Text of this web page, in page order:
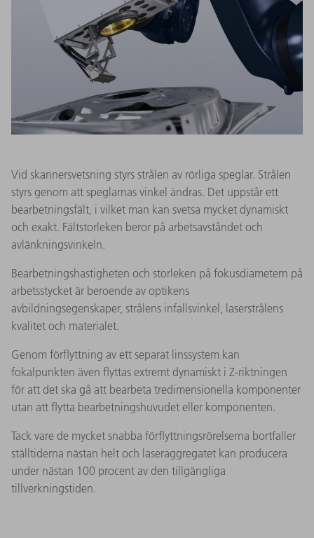
Vid skannersvetsning styrs strålen av rörliga speglar. Strålen
styrs genom att speglarnas vinkel ändras. Det uppstår ett
bearbetningsfält, i vilket man kan svetsa mycket dynamiskt
och exakt. Fältstorleken beror på arbetsavståndet och
avlänkningsvinkeln.
Bearbetningshastigheten och storleken på fokusdiametern på
arbetsstycket är beroende av optikens
avbildningsegenskaper, strålens infallsvinkel, laserstrålens
kvalitet och materialet.
Genom förflyttning av ett separat linssystem kan
fokalpunkten även flyttas extremt dynamiskt i Z-riktningen
för att det ska gå att bearbeta tredimensionella komponenter
utan att flytta bearbetningshuvudet eller komponenten.
Tack vare de mycket snabba förflyttningsrörelserna bortfaller
ställtiderna nästan helt och laseraggregatet kan producera
under nästan 100 procent av den tillgängliga
tillverkningstiden.